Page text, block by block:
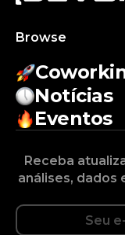
Browse
Notícias
Eventos
Receba
análises, dados